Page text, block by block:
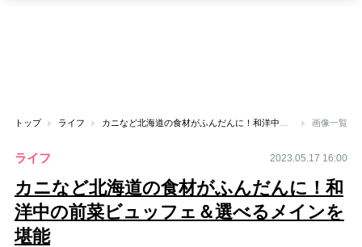
トップ ライフ 画像一覧
ライフ 2023.05.17 16:00
カニなど北海道の食材がふんだんに！和
洋中の前菜ビュッフェ＆選べるメインを
堪能